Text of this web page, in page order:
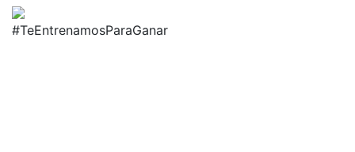
#TeEntrenamosParaGanar